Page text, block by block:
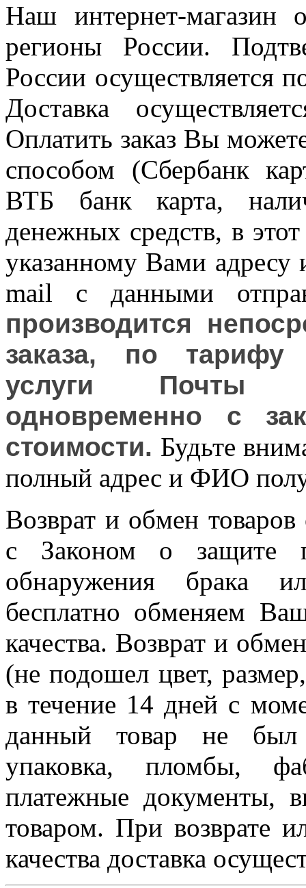
Наш интернет-магазин
регионы России.
России осуществляется
Доставка
Оплатить заказ Вы
способом (Сбербанк
ВТБ банк карта,
денежных средств, в
указанному Вами адресу
mail с данными
производится
заказа, по тарифу
услуги Почты
одновременно с
стоимости. Будьте
полный адрес и ФИО
Возврат и обмен товаров
с Законом о защите
обнаружения брака
бесплатно обменяем
качества. Возврат и
(не подошел цвет,
в течение 14 дней с
данный товар не был
упаковка, пломбы,
платежные документы,
товаром. При возврате
качества доставка